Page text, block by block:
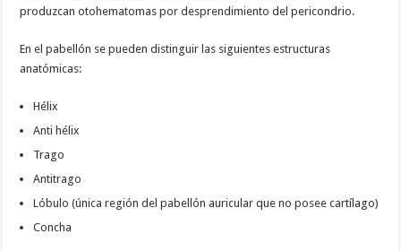
produzcan otohematomas por desprendimiento del pericondrio.
En el pabellón se pueden distinguir las siguientes estructuras
anatómicas:
Hélix
Anti hélix
Trago
Antitrago
Lóbulo (única región del pabellón auricular que no posee cartílago)
Concha